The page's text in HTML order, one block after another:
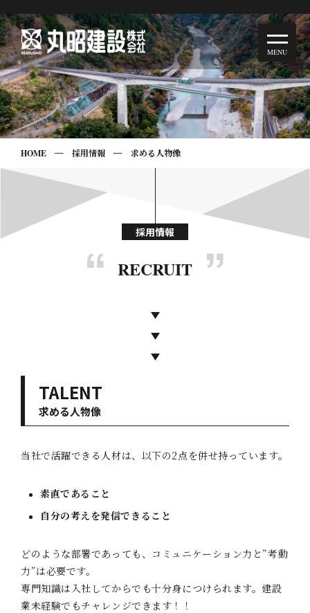
HOME 採用情報 求める人物像
採用情報
RECRUIT
TALENT
求める人物像
当社で活躍できる人材は、以下の2点を併せ持っています。
素直であること
自分の考えを発信できること
どのような部署であっても、コミュニケーション力と”考動
力”は必要です。
専門知識は入社してからでも十分身につけられます。建設
業未経験でもチャレンジできます！！